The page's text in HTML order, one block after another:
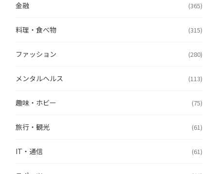
金融 (365)
料理・食べ物 (315)
ファッション (280)
メンタルヘルス (113)
趣味・ホビー (75)
旅行・観光 (61)
IT・通信 (61)